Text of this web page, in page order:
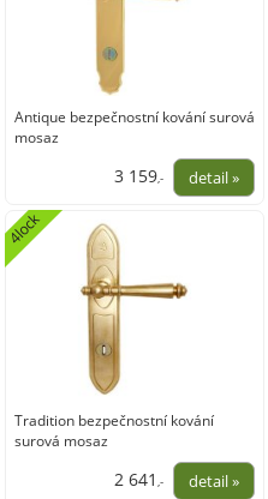
Antique bezpečnostní kování surová
mosaz
3 159,-
Tradition bezpečnostní kování
surová mosaz
4lock
2 641,-